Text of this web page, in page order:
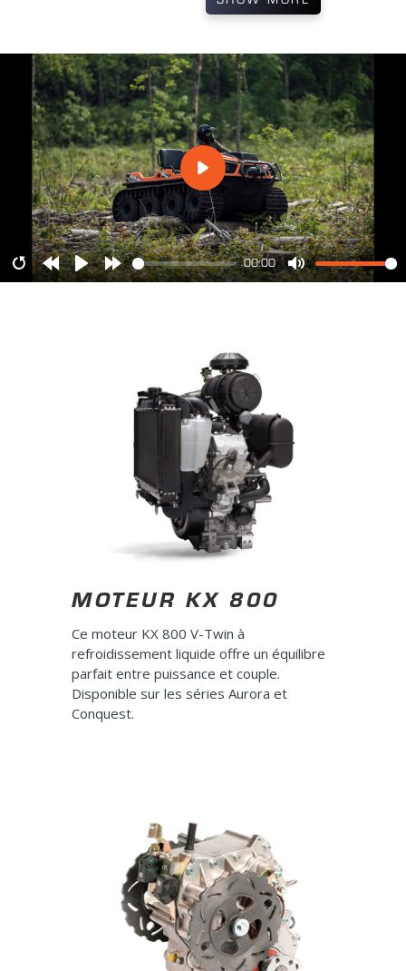
RestartRewindPlay Forward
00:00
Mute
MOTEUR KX 800
Ce moteur KX 800 V-Twin à
refroidissement liquide offre un équilibre
parfait entre puissance et couple.
Disponible sur les séries Aurora et
Conquest.